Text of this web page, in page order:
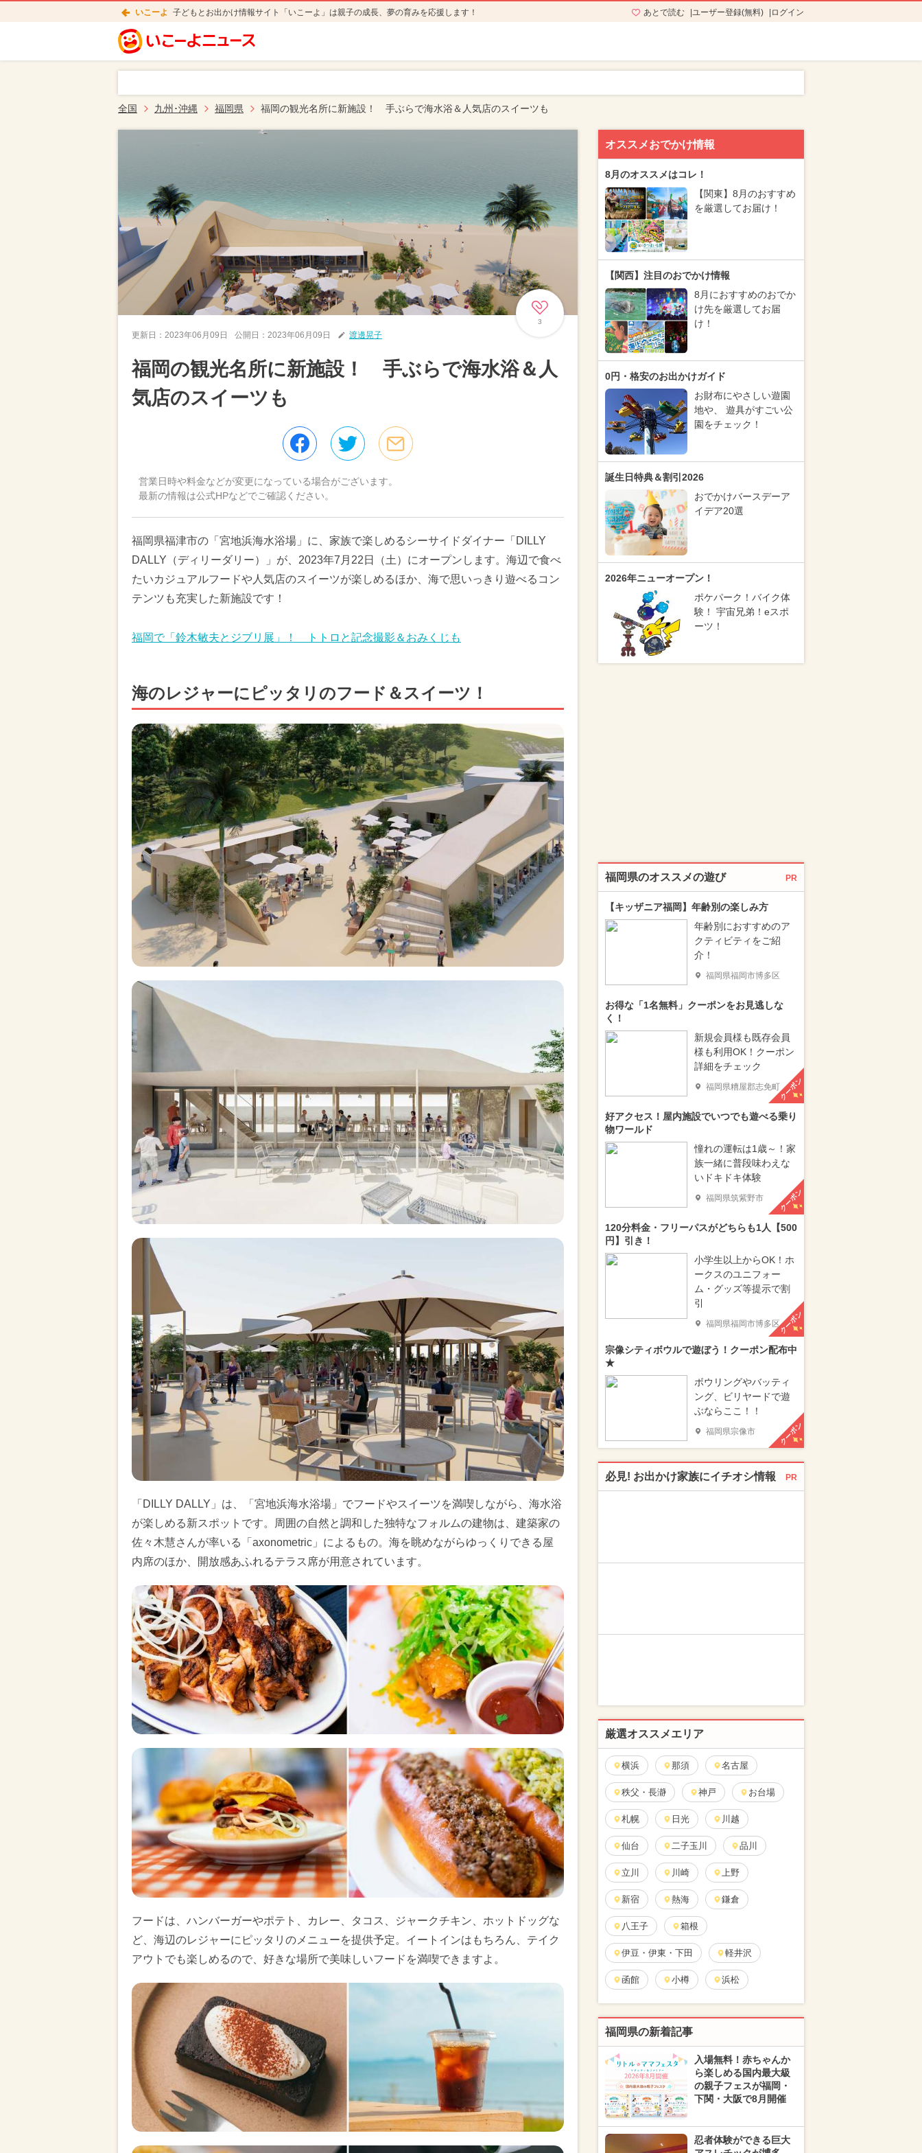
いこーよ 子どもとお出かけ情報サイト「いこーよ」は親子の成長、夢の育みを応援します！ あとで読む ユーザー登録(無料) ログイン
全国 九州･沖縄 福岡県 福岡の観光名所に新施設！ 手ぶらで海水浴＆人気店のスイーツも
3
更新日： 2023年06月09日 公開日： 2023年06月09日 渡邊晃子
福岡の観光名所に新施設！ 手ぶらで海水浴＆人
気店のスイーツも
営業日時や料金などが変更になっている場合がございます。
最新の情報は公式HPなどでご確認ください。
福岡県福津市の「宮地浜海水浴場」に、家族で楽しめるシーサイドダイナー「DILLY
DALLY（ディリーダリー）」が、2023年7月22日（土）にオープンします。海辺で食べ
たいカジュアルフードや人気店のスイーツが楽しめるほか、海で思いっきり遊べるコン
テンツも充実した新施設です！
福岡で「鈴木敏夫とジブリ展」！ トトロと記念撮影＆おみくじも
海のレジャーにピッタリのフード＆スイーツ！
「DILLY DALLY」は、「宮地浜海水浴場」でフードやスイーツを満喫しながら、海水浴
が楽しめる新スポットです。周囲の自然と調和した独特なフォルムの建物は、建築家の
佐々木慧さんが率いる「axonometric」によるもの。海を眺めながらゆっくりできる屋
内席のほか、開放感あふれるテラス席が用意されています。
フードは、ハンバーガーやポテト、カレー、タコス、ジャークチキン、ホットドッグな
ど、海辺のレジャーにピッタリのメニューを提供予定。イートインはもちろん、テイク
アウトでも楽しめるので、好きな場所で美味しいフードを満喫できますよ。
オススメおでかけ情報
8月のオススメはコレ！
【関東】8月のおすすめ
を厳選してお届け！
【関西】注目のおでかけ情報
8月におすすめのおでか
け先を厳選してお届
け！
0円・格安のお出かけガイド
お財布にやさしい遊園
地や、 遊具がすごい公
園をチェック！
誕生日特典＆割引2026
おでかけバースデーア
イデア20選
2026年ニューオープン！
ポケパーク！バイク体
験！ 宇宙兄弟！eスポ
ーツ！
福岡県のオススメの遊び PR
【キッザニア福岡】年齢別の楽しみ方
年齢別におすすめのア
クティビティをご紹
介！
福岡県福岡市博多区
お得な「1名無料」クーポンをお見逃しな
く！
新規会員様も既存会員
様も利用OK！クーポン
詳細をチェック
福岡県糟屋郡志免町クーポン
好アクセス！屋内施設でいつでも遊べる乗り
物ワールド
憧れの運転は1歳～！家
族一緒に普段味わえな
いドキドキ体験
福岡県筑紫野市 クーポン
120分料金・フリーパスがどちらも1人【500
円】引き！
小学生以上からOK！ホ
ークスのユニフォー
ム・グッズ等提示で割
引
福岡県福岡市博多区クーポン
宗像シティボウルで遊ぼう！クーポン配布中
★
ボウリングやバッティ
ング、ビリヤードで遊
ぶならここ！！
福岡県宗像市 クーポン
必見! お出かけ家族にイチオシ情報 PR
厳選オススメエリア
横浜 那須 名古屋
秩父・長瀞 神戸 お台場
札幌 日光 川越
仙台 二子玉川 品川
立川 川崎 上野
新宿 熱海 鎌倉
八王子 箱根
伊豆・伊東・下田 軽井沢
函館 小樽 浜松
福岡県の新着記事
入場無料！赤ちゃんか
ら楽しめる国内最大級
の親子フェスが福岡・
下関・大阪で8月開催
忍者体験ができる巨大